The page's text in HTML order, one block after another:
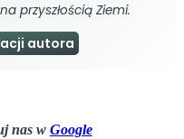
przyszłością Ziemi.
autora
nas w Google